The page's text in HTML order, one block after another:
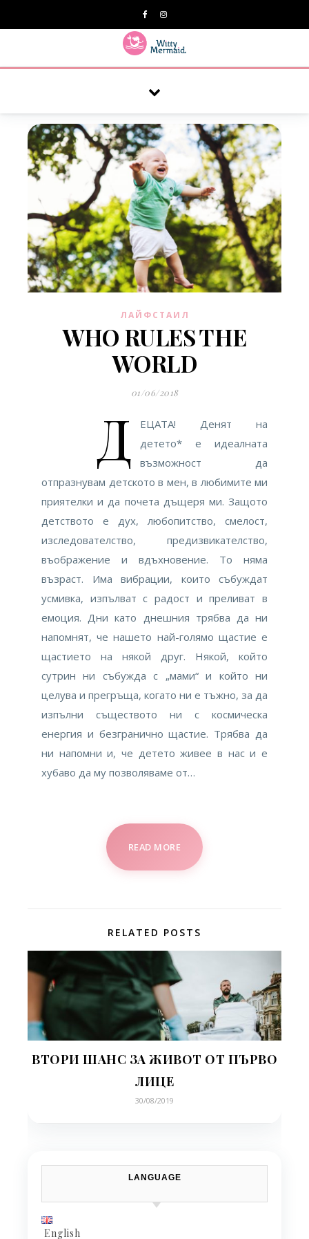
ЛАЙФСТАИЛ
WHO RULES THE
WORLD
01/06/2018
Д
ЕЦАТА! Денят на
детето* е идеалната
възможност да
отпразнувам детското в мен, в любимите ми
приятелки и да почета дъщеря ми. Защото
детството е дух, любопитство, смелост,
изследователство, предизвикателство,
въображение и вдъхновение. То няма
възраст. Има вибрации, които събуждат
усмивка, изпълват с радост и преливат в
емоция. Дни като днешния трябва да ни
напомнят, че нашето най-голямо щастие е
щастието на някой друг. Някой, който
сутрин ни събужда с „мами“ и който ни
целува и прегръща, когато ни е тъжно, за да
изпълни съществото ни с космическа
енергия и безгранично щастие. Трябва да
ни напомни и, че детето живее в нас и е
хубаво да му позволяваме от…
READ MORE
RELATED POSTS
ВТОРИ ШАНС ЗА ЖИВОТ ОТ ПЪРВО
ЛИЦЕ
30/08/2019
LANGUAGE
English